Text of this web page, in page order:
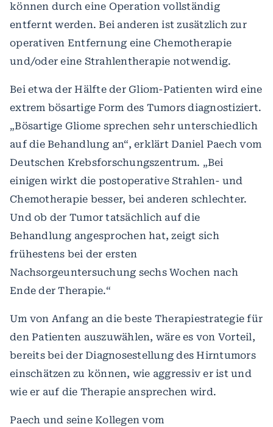
können durch eine Operation vollständig
entfernt werden. Bei anderen ist zusätzlich zur
operativen Entfernung eine Chemotherapie
und/oder eine Strahlentherapie notwendig.
Bei etwa der Hälfte der Gliom-Patienten wird eine
extrem bösartige Form des Tumors diagnostiziert.
„Bösartige Gliome sprechen sehr unterschiedlich
auf die Behandlung an“, erklärt Daniel Paech vom
Deutschen Krebsforschungszentrum. „Bei
einigen wirkt die postoperative Strahlen- und
Chemotherapie besser, bei anderen schlechter.
Und ob der Tumor tatsächlich auf die
Behandlung angesprochen hat, zeigt sich
frühestens bei der ersten
Nachsorgeuntersuchung sechs Wochen nach
Ende der Therapie.“
Um von Anfang an die beste Therapiestrategie für
den Patienten auszuwählen, wäre es von Vorteil,
bereits bei der Diagnosestellung des Hirntumors
einschätzen zu können, wie aggressiv er ist und
wie er auf die Therapie ansprechen wird.
Paech und seine Kollegen vom